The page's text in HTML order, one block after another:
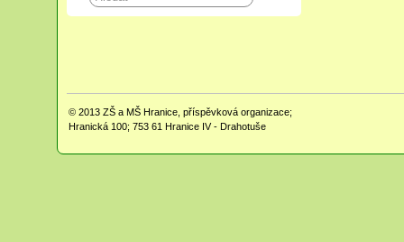
© 2013 ZŠ a MŠ Hranice, příspěvková organizace;
Hranická 100; 753 61 Hranice IV - Drahotuše